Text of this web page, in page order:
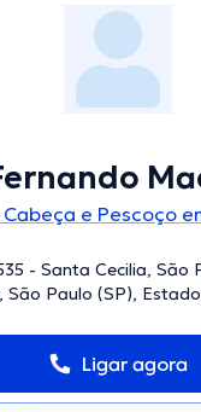
e Pescoço
- Santa Cecilia, São
São Paulo (SP),
Ligar agora